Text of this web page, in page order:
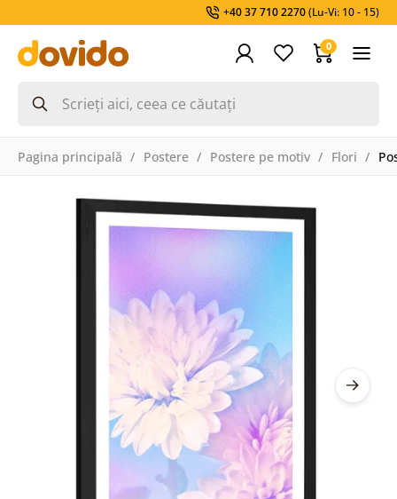
+40 37 710 2270(Lu-Vi: 10 - 15)
0
Pagina principală Postere Postere pe motiv Flori